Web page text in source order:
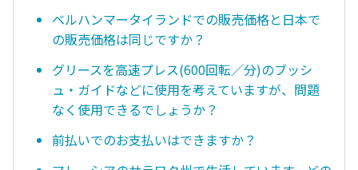
ベルハンマータイランドでの販売価格と日本で
の販売価格は同じですか？
グリースを高速プレス(600回転／分)のブッシ
ュ・ガイドなどに使用を考えていますが、問題
なく使用できるでしょうか？
前払いでのお支払いはできますか？